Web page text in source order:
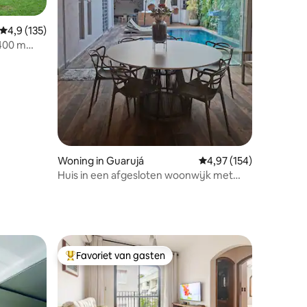
Gemiddelde beoordeling van 4,9 uit 5, 135 recensies
4,9 (135)
m
Woning in Guarujá Gemiddelde
4,97 (154)
Huis in een afgesloten woonwijk met
Topfavoriet van gasten
Favoriet van gasten